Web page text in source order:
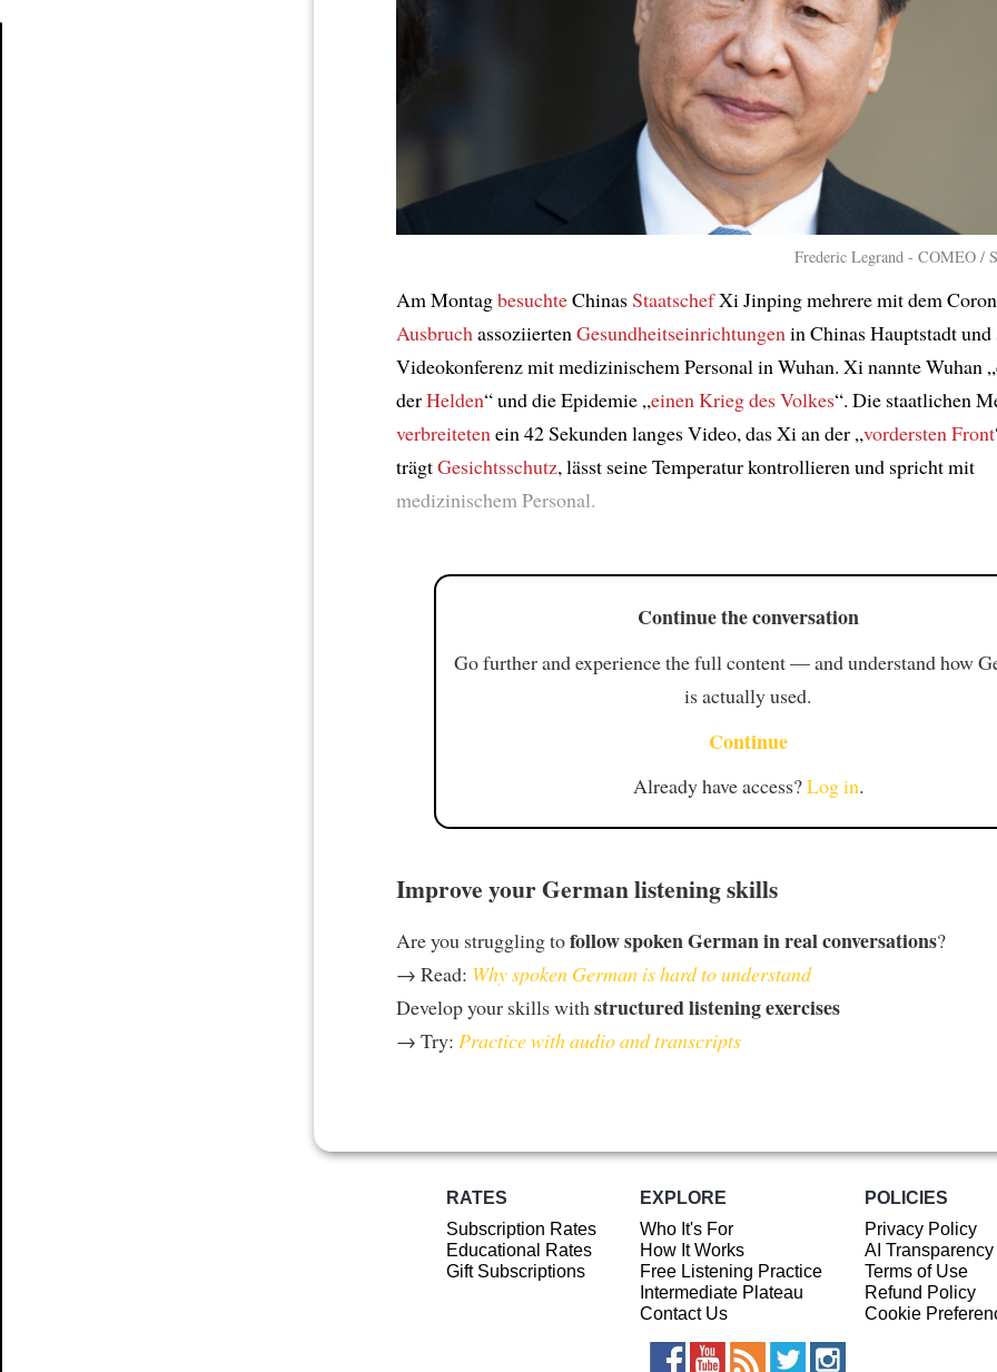
Frederic Legrand - COMEO /
Am MontagbesuchteChinasStaatschefXi Jinping mehrere mit dem
AusbruchassoziiertenGesundheitseinrichtungenin Chinas Hauptstadt und
Videokonferenz mit medizinischem Personal in Wuhan. Xi nannte Wuhan
derHelden“ und die Epidemie „einen Krieg des Volkes“. Die staatlichen
verbreitetenein 42 Sekunden langes Video, das Xi an der „vordersten Front
trägtGesichtsschutz, lässt seine Temperatur kontrollieren und spricht mit
medizinischem Personal.
Continue the conversation
Go further and experience the full content — and understand how
is actually used.
Continue
Already have access?Log in.
Improve your German listening skills
Are you struggling tofollow spoken German in real conversations?
→ Read: Why spoken German is hard to understand
Develop your skills with structured listening exercises
→ Try: Practice with audio and transcripts
RATES
Subscription Rates
Educational Rates
Gift Subscriptions
EXPLORE
Who It's For
How It Works
Free Listening Practice
Intermediate Plateau
Contact Us
POLICIES
Privacy Policy
AI
Terms of Use
Refund Policy
Cookie